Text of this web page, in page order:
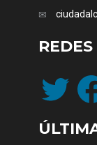
Twitter